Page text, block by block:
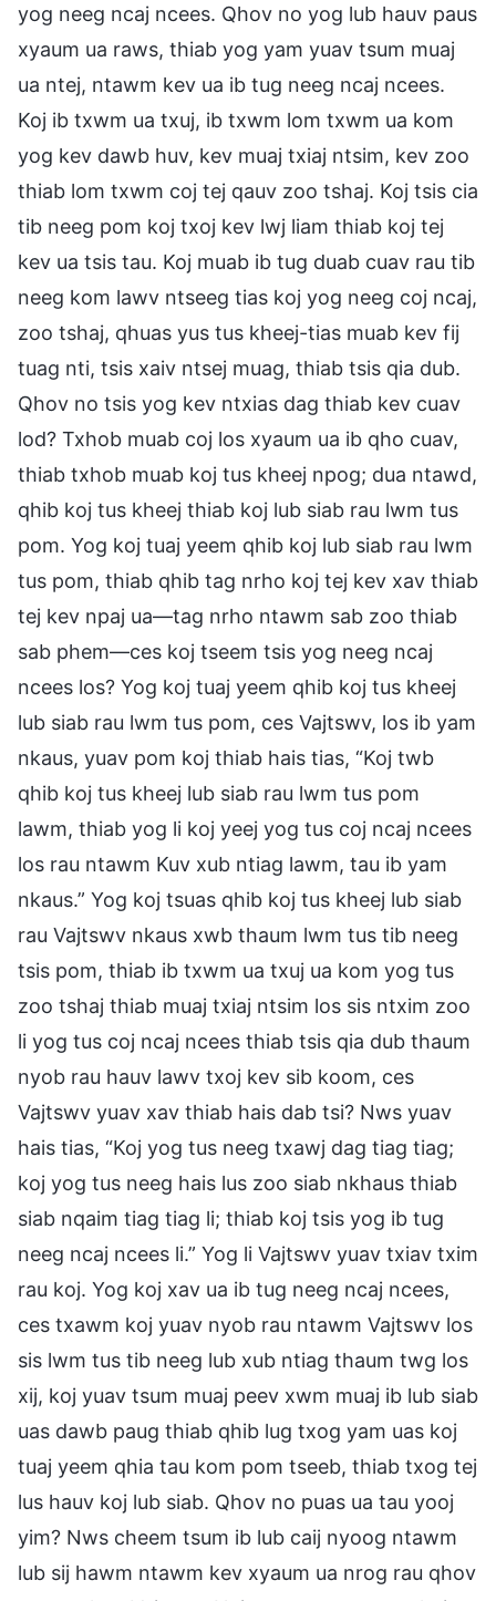
yog neeg ncaj ncees. Qhov no yog lub hauv paus
xyaum ua raws, thiab yog yam yuav tsum muaj
ua ntej, ntawm kev ua ib tug neeg ncaj ncees.
Koj ib txwm ua txuj, ib txwm lom txwm ua kom
yog kev dawb huv, kev muaj txiaj ntsim, kev zoo
thiab lom txwm coj tej qauv zoo tshaj. Koj tsis cia
tib neeg pom koj txoj kev lwj liam thiab koj tej
kev ua tsis tau. Koj muab ib tug duab cuav rau tib
neeg kom lawv ntseeg tias koj yog neeg coj ncaj,
zoo tshaj, qhuas yus tus kheej-tias muab kev fij
tuag nti, tsis xaiv ntsej muag, thiab tsis qia dub.
Qhov no tsis yog kev ntxias dag thiab kev cuav
lod? Txhob muab coj los xyaum ua ib qho cuav,
thiab txhob muab koj tus kheej npog; dua ntawd,
qhib koj tus kheej thiab koj lub siab rau lwm tus
pom. Yog koj tuaj yeem qhib koj lub siab rau lwm
tus pom, thiab qhib tag nrho koj tej kev xav thiab
tej kev npaj ua—tag nrho ntawm sab zoo thiab
sab phem—ces koj tseem tsis yog neeg ncaj
ncees los? Yog koj tuaj yeem qhib koj tus kheej
lub siab rau lwm tus pom, ces Vajtswv, los ib yam
nkaus, yuav pom koj thiab hais tias, “Koj twb
qhib koj tus kheej lub siab rau lwm tus pom
lawm, thiab yog li koj yeej yog tus coj ncaj ncees
los rau ntawm Kuv xub ntiag lawm, tau ib yam
nkaus.” Yog koj tsuas qhib koj tus kheej lub siab
rau Vajtswv nkaus xwb thaum lwm tus tib neeg
tsis pom, thiab ib txwm ua txuj ua kom yog tus
zoo tshaj thiab muaj txiaj ntsim los sis ntxim zoo
li yog tus coj ncaj ncees thiab tsis qia dub thaum
nyob rau hauv lawv txoj kev sib koom, ces
Vajtswv yuav xav thiab hais dab tsi? Nws yuav
hais tias, “Koj yog tus neeg txawj dag tiag tiag;
koj yog tus neeg hais lus zoo siab nkhaus thiab
siab nqaim tiag tiag li; thiab koj tsis yog ib tug
neeg ncaj ncees li.” Yog li Vajtswv yuav txiav txim
rau koj. Yog koj xav ua ib tug neeg ncaj ncees,
ces txawm koj yuav nyob rau ntawm Vajtswv los
sis lwm tus tib neeg lub xub ntiag thaum twg los
xij, koj yuav tsum muaj peev xwm muaj ib lub siab
uas dawb paug thiab qhib lug txog yam uas koj
tuaj yeem qhia tau kom pom tseeb, thiab txog tej
lus hauv koj lub siab. Qhov no puas ua tau yooj
yim? Nws cheem tsum ib lub caij nyoog ntawm
lub sij hawm ntawm kev xyaum ua nrog rau qhov